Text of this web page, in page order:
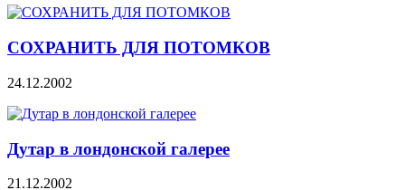
СОХРАНИТЬ ДЛЯ ПОТОМКОВ
24.12.2002
Дутар в лондонской галерее
21.12.2002